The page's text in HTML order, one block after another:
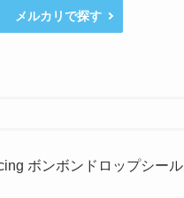
メルカリで探す
ボンボンドロップシール